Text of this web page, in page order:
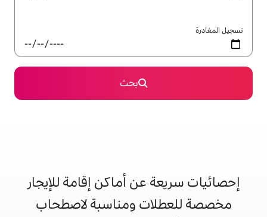
عن أماكن إقامة للإيجار
ومناسبة لاصطحاب